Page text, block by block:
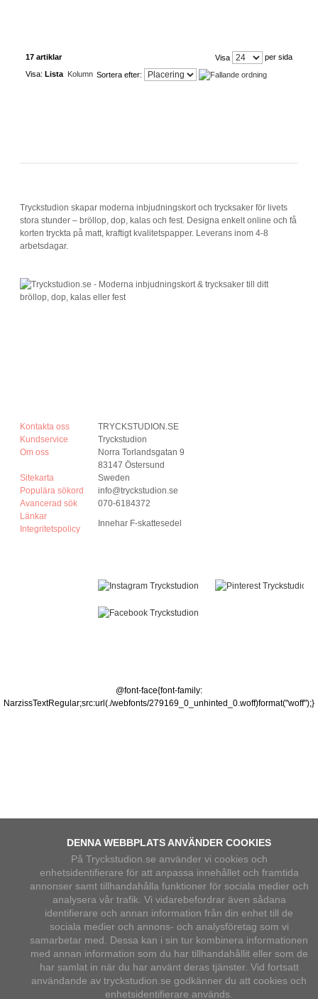
DENNA WEBBPLATS ANVÄNDER COOKIES
På Tryckstudion.se använder vi cookies och
enhetsidentifierare för att anpassa innehållet och framtida
annonser samt tillhandahålla funktioner för sociala medier och
analysera vår trafik. Vi vidarebefordrar även sådana
identifierare och annan information från din enhet till de
sociala medier och annons- och analysföretag som vi
samarbetar med. Dessa kan i sin tur kombinera informationen
med annan information som du har tillhandahållit eller som de
har samlat in när du har använt deras tjänster. Vid fortsatt
användande av tryckstudion.se godkänner du att cookies och
enhetsidentifierare används.
17 artiklar Visa
per sida
Visa: Lista Kolumn Sortera efter:
Tryckstudion skapar moderna inbjudningskort och trycksaker för livets
stora stunder – bröllop, dop, kalas och fest. Designa enkelt online och få
korten tryckta på matt, kraftigt kvalitetspapper. Leverans inom 4-8
arbetsdagar.
Kontakta oss
Kundservice
Om oss
Sitekarta
Populära sökord
Avancerad sök
Länkar
Integritetspolicy
TRYCKSTUDION.SE
Tryckstudion
Norra Torlandsgatan 9
83147 Östersund
Sweden
info@tryckstudion.se
070-6184372
Innehar F-skattesedel
@font-face{font-family:
NarzissTextRegular;src:url(./webfonts/279169_0_unhinted_0.woff)format("woff");}